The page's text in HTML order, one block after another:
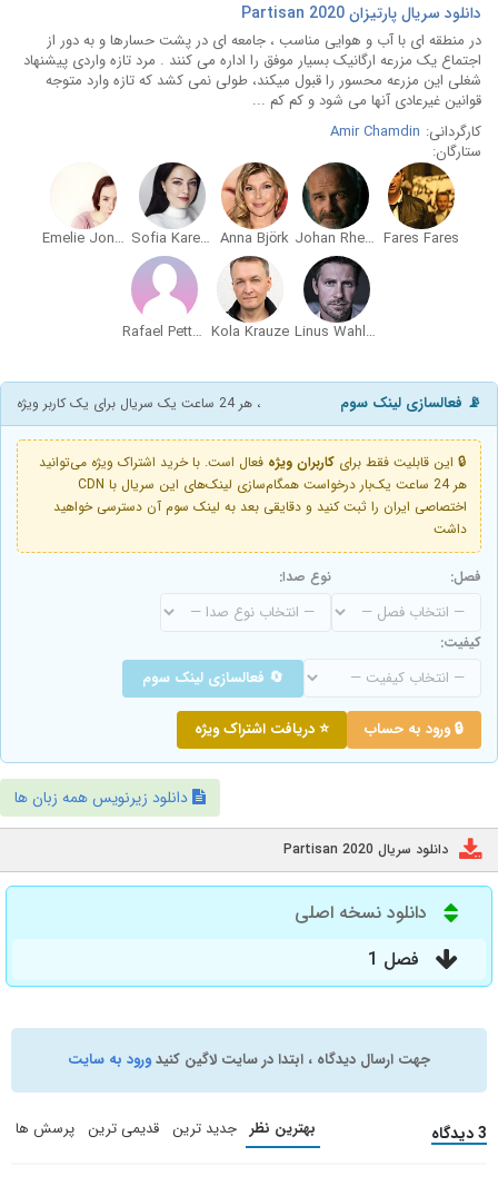
دانلود سریال پارتيزان Partisan 2020
در منطقه ای با آب و هوایی مناسب ، جامعه ای در پشت حسارها و به دور از
اجتماع یک مزرعه ارگانیک بسیار موفق را اداره می کنند . مرد تازه واردی پیشنهاد
شغلی این مزرعه محسور را قبول میکند، طولی نمی کشد که تازه وارد متوجه
قوانین غیرعادی آنها می شود و کم کم ...
کارگردانی: Amir Chamdin
ستارگان:
Fares Fares
Johan Rheborg
Anna Björk
Sofia Karemyr
Emelie Jonsson
Linus Wahlgren
Kola Krauze
Rafael Pettersson
📡 فعالسازی لینک سوم ، هر 24 ساعت یک سریال برای یک کاربر ویژه
🔒 این قابلیت فقط برای کاربران ویژه فعال است. با خرید اشتراک ویژه می‌توانید
هر 24 ساعت یک‌بار درخواست همگام‌سازی لینک‌های این سریال با CDN
اختصاصی ایران را ثبت کنید و دقایقی بعد به لینک سوم آن دسترسی خواهید
داشت
فصل: نوع صدا:
کیفیت:
🔄 فعالسازی لینک سوم
🔒 ورود به حساب ⭐ دریافت اشتراک ویژه
دانلود زیرنویس همه زبان ها
دانلود سریال Partisan 2020
دانلود نسخه اصلی
فصل 1
جهت ارسال دیدگاه ، ابتدا در سایت لاگین کنیدورود به سایت
3 دیدگاه بهترین نظر جدید ترین قدیمی ترین پرسش ها